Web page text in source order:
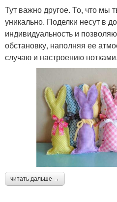
Тут важно другое. То, что мы
уникально. Поделки несут в
индивидуальность и
обстановку, наполняя ее
случаю и настроению нотками.
читать дальше →